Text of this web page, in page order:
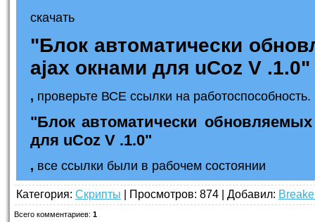
скачать
"Блок автоматически
ajax окнами для uCoz V .1.0"
, проверьте ВСЕ ссылки на
"Блок автоматически
для uCoz V .1.0"
, все ссылки были в рабочем состоянии
Категория: Скрипты | Просмотров: 874 | Добавил:
Всего комментариев: 1